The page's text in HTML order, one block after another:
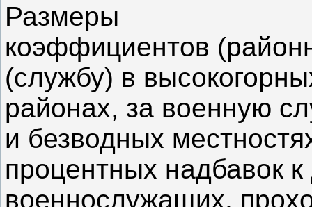
Размеры
коэффициентов
(службу) в
районах, за военную
и безводных
процентных надбавок
военнослужащих,